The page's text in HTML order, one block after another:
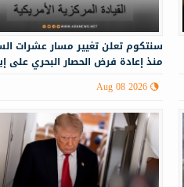
سنتكوم تعلن تغيير مسار عشرات
منذ إعادة فرض الحصار البحري على
Aug 08 2026